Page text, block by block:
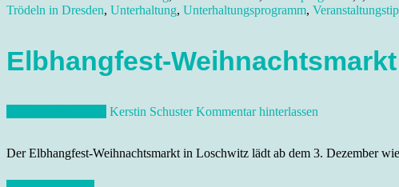
Trödeln in Dresden, Unterhaltung, Unterhaltungsprogramm,
Elbhangfest-
Kerstin Schuster Kommentar hinterlassen
Der Elbhangfest-Weihnachtsmarkt in Loschwitz lädt ab dem 3. Dezember